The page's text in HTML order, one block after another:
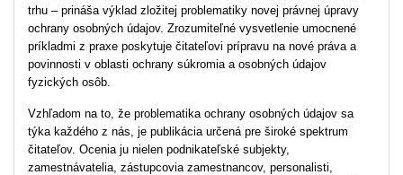
trhu – prináša výklad zložitej problematiky novej právnej úpravy
ochrany osobných údajov. Zrozumiteľné vysvetlenie umocnené
príkladmi z praxe poskytuje čitateľovi prípravu na nové práva a
povinnosti v oblasti ochrany súkromia a osobných údajov
fyzických osôb.
Vzhľadom na to, že problematika ochrany osobných údajov sa
týka každého z nás, je publikácia určená pre široké spektrum
čitateľov. Ocenia ju nielen podnikateľské subjekty,
zamestnávatelia, zástupcovia zamestnancov, personalisti,